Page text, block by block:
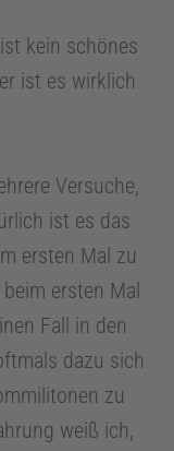
kein schönes
ist es wirklich
Versuche,
ist es das
ersten Mal zu
ersten Mal
Fall in den
dazu sich
zu
weiß ich,